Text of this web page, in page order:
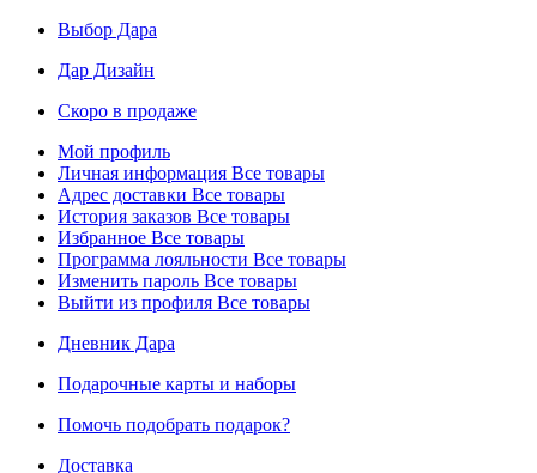
Выбор Дара
Дар Дизайн
Скоро в продаже
Мой профиль
Личная информация Все товары
Адрес доставки Все товары
История заказов Все товары
Избранное Все товары
Программа лояльности Все товары
Изменить пароль Все товары
Выйти из профиля Все товары
Дневник Дара
Подарочные карты и наборы
Помочь подобрать подарок?
Доставка